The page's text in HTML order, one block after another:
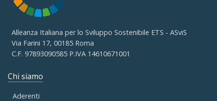
Alleanza Italiana per lo Sviluppo Sostenibile ETS - ASviS
Via Farini 17, 00185 Roma
C.F. 97893090585 P.IVA 14610671001
Chi siamo
Aderenti